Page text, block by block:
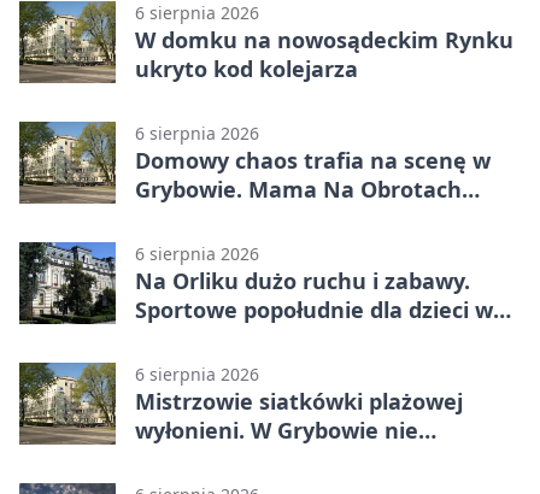
6 sierpnia 2026
W domku na nowosądeckim Rynku
ukryto kod kolejarza
6 sierpnia 2026
Domowy chaos trafia na scenę w
Grybowie. Mama Na Obrotach
6 sierpnia 2026
Na Orliku dużo ruchu i zabawy.
Sportowe popołudnie dla dzieci w
6 sierpnia 2026
Mistrzowie siatkówki plażowej
wyłonieni. W Grybowie nie